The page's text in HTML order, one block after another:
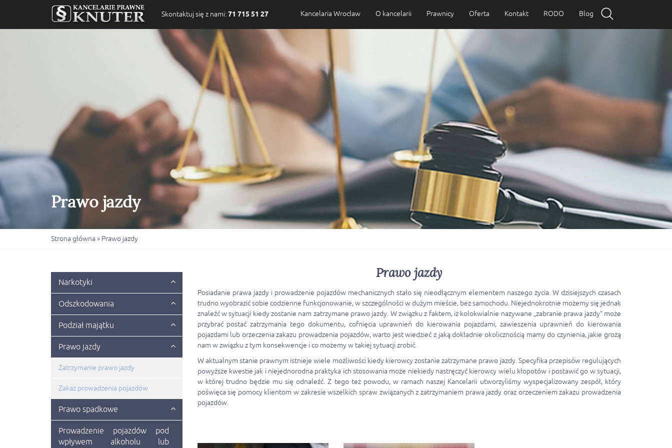
Kancelaria Wrocław O kancelarii Prawnicy Oferta Kontakt RODO Blog
Skontaktuj się z nami:71 715 51 27
Prawo jazdy
Strona główna » Prawo jazdy
Narkotyki
Odszkodowania
Podział majątku
Prawo jazdy
Zatrzymanie prawo jazdy
Zakaz prowadzenia pojazdów
Prawo spadkowe
Prowadzenie pojazdów pod
wpływem alkoholu lub
Prawo jazdy
Posiadanie prawa jazdy i prowadzenie pojazdów mechanicznych stało się nieodłącznym elementem naszego życia. W dzisiejszych czasach
trudno wyobrazić sobie codzienne funkcjonowanie, w szczególności w dużym mieście, bez samochodu. Niejednokrotnie możemy się jednak
znaleźć w sytuacji kiedy zostanie nam zatrzymane prawo jazdy. W związku z faktem, iż kolokwialnie nazywane „zabranie prawa jazdy” może
przybrać postać zatrzymania tego dokumentu, cofnięcia uprawnień do kierowania pojazdami, zawieszenia uprawnień do kierowania
pojazdami lub orzeczenia zakazu prowadzenia pojazdów, warto jest wiedzieć z jaką dokładnie okolicznością mamy do czynienia, jakie grożą
nam w związku z tym konsekwencje i co możemy w takiej sytuacji zrobić.
W aktualnym stanie prawnym istnieje wiele możliwości kiedy kierowcy zostanie zatrzymane prawo jazdy. Specyfika przepisów regulujących
powyższe kwestie jak i niejednorodna praktyka ich stosowania może niekiedy nastręczyć kierowcy wielu kłopotów i postawić go w sytuacji,
w której trudno będzie mu się odnaleźć. Z tego też powodu, w ramach naszej Kancelarii utworzyliśmy wyspecjalizowany zespół, który
poświęca się pomocy klientom w zakresie wszelkich spraw związanych z zatrzymaniem prawa jazdy oraz orzeczeniem zakazu prowadzenia
pojazdów.